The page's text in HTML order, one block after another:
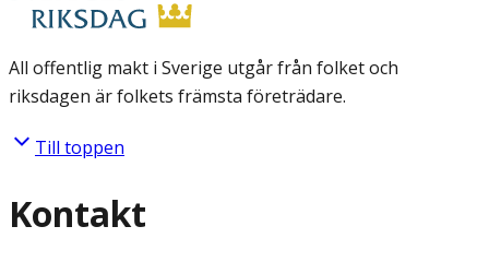
All offentlig makt i Sverige utgår från folket och
riksdagen är folkets främsta företrädare.
Till toppen
Kontakt